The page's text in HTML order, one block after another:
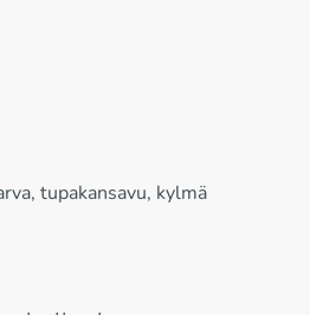
tupakansavu, kylmä